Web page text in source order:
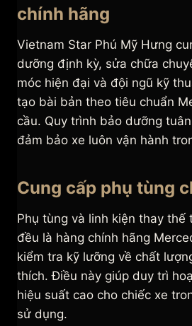
chính hãng
Vietnam Star Phú Mỹ Hưng
dưỡng định kỳ, sửa chữa
móc hiện đại và đội ngũ kỹ
tạo bài bản theo tiêu chuẩn
cầu. Quy trình bảo dưỡng
đảm bảo xe luôn vận hành
Cung cấp phụ tùng
Phụ tùng và linh kiện thay thế
đều là hàng chính hãng
kiểm tra kỹ lưỡng về chất
thích. Điều này giúp duy trì
hiệu suất cao cho chiếc xe
sử dụng.